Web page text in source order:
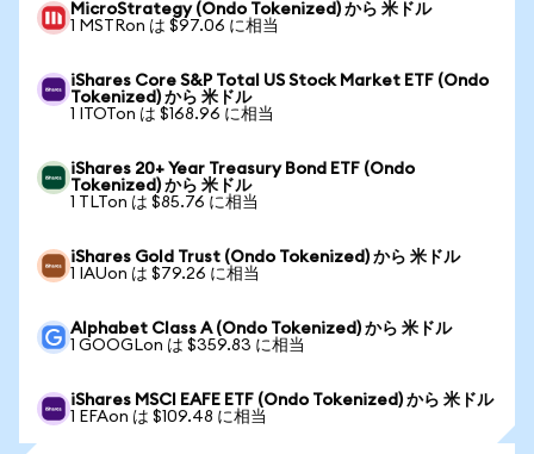
MicroStrategy (Ondo Tokenized) から 米ドル
1 MSTRon は $97.06 に相当
iShares Core S&P Total US Stock Market ETF (Ondo
Tokenized) から 米ドル
1 ITOTon は $168.96 に相当
iShares 20+ Year Treasury Bond ETF (Ondo
Tokenized) から 米ドル
1 TLTon は $85.76 に相当
iShares Gold Trust (Ondo Tokenized) から 米ドル
1 IAUon は $79.26 に相当
Alphabet Class A (Ondo Tokenized) から 米ドル
1 GOOGLon は $359.83 に相当
iShares MSCI EAFE ETF (Ondo Tokenized) から 米ドル
1 EFAon は $109.48 に相当